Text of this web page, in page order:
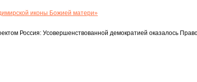
иконы Божией матери»
Россия: Усовершенствованной демократией оказалось